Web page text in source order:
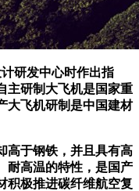
研发中心时作出指
主研制大飞机是国家重
大飞机研制是中国建材
于钢铁，并且具有高
耐高温的特性，是国产
积极推进碳纤维航空复